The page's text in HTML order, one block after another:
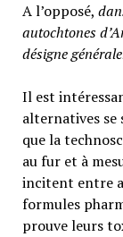
A l’opposé, d
autochtones
désigne
Il est
alternatives se
que la
au fur et à
incitent entre
formules
prouve leurs